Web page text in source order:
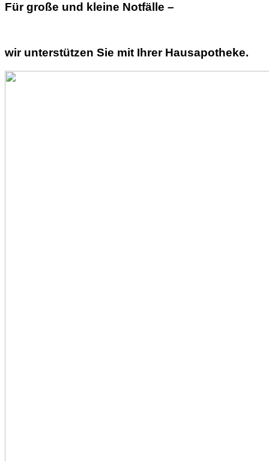
Für große und kleine Notfälle –
wir unterstützen Sie mit Ihrer Hausapotheke.